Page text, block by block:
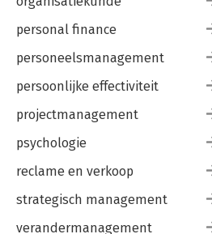
personal finance
personeelsmanagement
persoonlijke effectiviteit
projectmanagement
psychologie
reclame en verkoop
strategisch management
verandermanagement